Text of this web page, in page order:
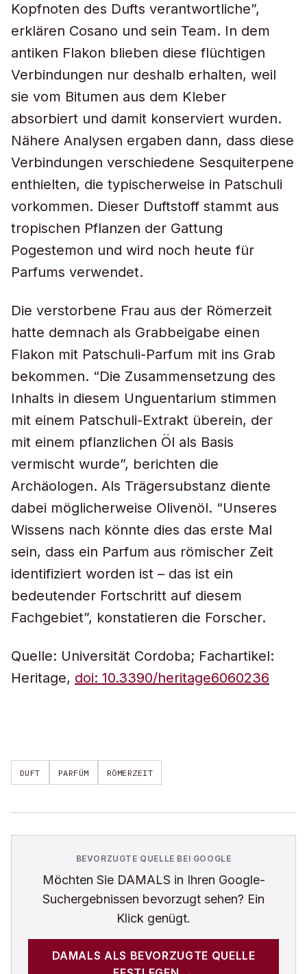
Kopfnoten des Dufts verantwortliche”,
erklären Cosano und sein Team. In dem
antiken Flakon blieben diese flüchtigen
Verbindungen nur deshalb erhalten, weil
sie vom Bitumen aus dem Kleber
absorbiert und damit konserviert wurden.
Nähere Analysen ergaben dann, dass diese
Verbindungen verschiedene Sesquiterpene
enthielten, die typischerweise in Patschuli
vorkommen. Dieser Duftstoff stammt aus
tropischen Pflanzen der Gattung
Pogestemon und wird noch heute für
Parfums verwendet.
Die verstorbene Frau aus der Römerzeit
hatte demnach als Grabbeigabe einen
Flakon mit Patschuli-Parfum mit ins Grab
bekommen. “Die Zusammensetzung des
Inhalts in diesem Unguentarium stimmen
mit einem Patschuli-Extrakt überein, der
mit einem pflanzlichen Öl als Basis
vermischt wurde”, berichten die
Archäologen. Als Trägersubstanz diente
dabei möglicherweise Olivenöl. “Unseres
Wissens nach könnte dies das erste Mal
sein, dass ein Parfum aus römischer Zeit
identifiziert worden ist – das ist ein
bedeutender Fortschritt auf diesem
Fachgebiet”, konstatieren die Forscher.
Quelle: Universität Cordoba; Fachartikel:
Heritage, doi: 10.3390/heritage6060236
DUFT PARFÜM RÖMERZEIT
BEVORZUGTE QUELLE BEI GOOGLE
Möchten Sie DAMALS in Ihren Google-
Suchergebnissen bevorzugt sehen? Ein
Klick genügt.
DAMALS ALS BEVORZUGTE QUELLE